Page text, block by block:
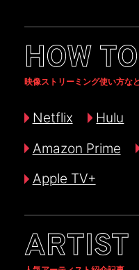
HOW
映像ストリーミング使い方な
Netflix Hulu
Amazon Prime
Apple TV+
ARTIST